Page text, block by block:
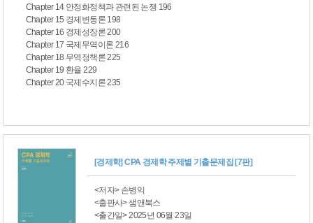
Chapter 14 안정화정책과 관련된 논쟁 196
Chapter 15 경제변동론 198
Chapter 16 경제성장론 200
Chapter 17 국제무역이론 216
Chapter 18 무역정책론 225
Chapter 19 환율 229
Chapter 20 국제수지론 235
[경제학] CPA 경제학 주제별 기출문제집 [7판]
<저자> 손병익
<출판사> 샘앤북스
<출간일> 2025년 06월 23일